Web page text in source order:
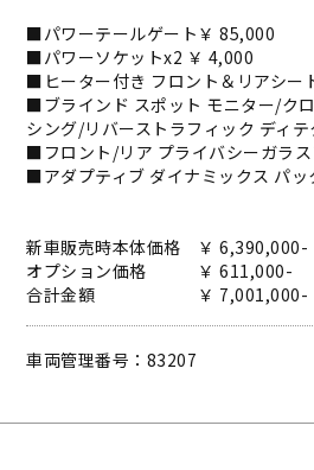
■パワーテールゲート￥ 85,000
■パワーソケットx2 ￥ 4,000
■ヒーター付き フロント＆リアシー
■ブラインド スポット モニター/ク
シング/リバーストラフィック ディ
■フロント/リア プライバシーガラ
■アダプティブ ダイナミックス パ
新車販売時本体価格 ￥ 6,390,000-
オプション価格 ￥ 611,000-
合計金額 ￥ 7,001,000-
車両管理番号：83207